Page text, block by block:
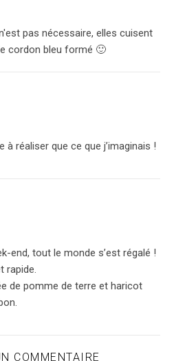
pas nécessaire, elles cuisent
cordon bleu formé 🙂
à réaliser que ce que j’imaginais !
end, tout le monde s’est régalé !
rapide.
de pomme de terre et haricot
COMMENTAIRE